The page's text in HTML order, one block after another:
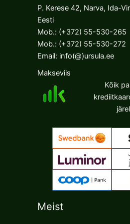
options
be
chosen
on
product
page
P. Kerese 42, Narva, Ida-
Eesti
Mob.: (+372) 55-530-265
Mob.: (+372) 55-530-272
Email: info(@)ursula.ee
Makseviis
Kõik
Meist